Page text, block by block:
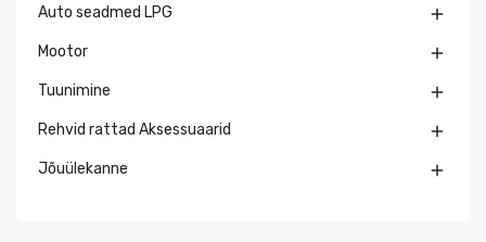
Auto seadmed LPG 
Mootor 
Tuunimine 
Rehvid rattad Aksessuaarid 
Jõuülekanne 